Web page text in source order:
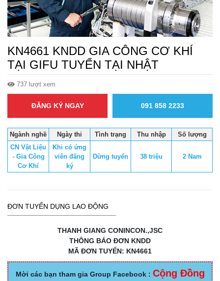
KN4661 KNDD GIA CÔNG CƠ KHÍ
TẠI GIFU TUYỂN TẠI NHẬT
737 lượt xem
ĐĂNG KÝ NGAY 091 858 2233
Ngành nghề Ngày thi Tình trạng Thu nhập
Số lượng
CN Vật Liệu
- Gia Công
Cơ Khí
Khi có ứng
viên đăng
ký
Dừng tuyển 38 triệu 2 Nam
ĐƠN TUYỂN DỤNG LAO ĐỘNG
THANH GIANG CONINCON.,JSC
THÔNG BÁO ĐƠN KNDD
MÃ ĐƠN TUYỂN: KN4661
Mời các bạn tham gia Group Facebook : Cộng Đồng